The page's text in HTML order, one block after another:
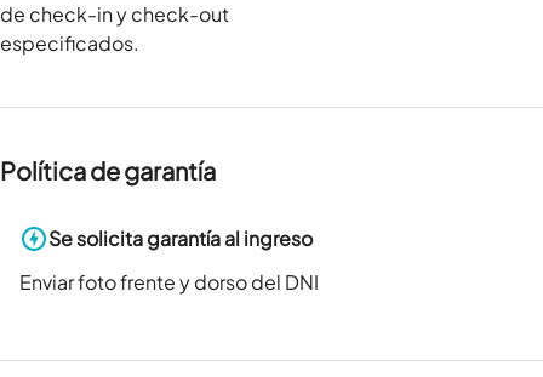
de check-in y check-out
especificados.
Política de garantía
Se solicita garantía al ingreso
Enviar foto frente y dorso del DNI